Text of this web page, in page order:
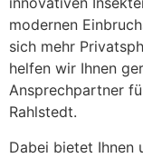
modernen
sich mehr
helfen wir Ihnen
Ansprechpartner
Rahlstedt.
Dabei bietet Ihnen